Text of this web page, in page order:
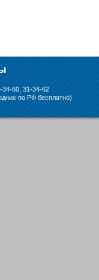
34-60, 31-34-62
по РФ бесплатно)